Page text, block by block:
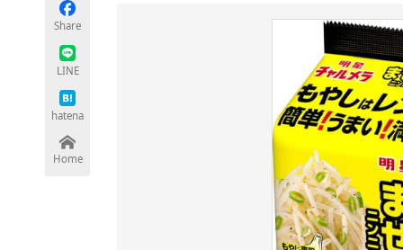
Share
LINE
hatena
Home